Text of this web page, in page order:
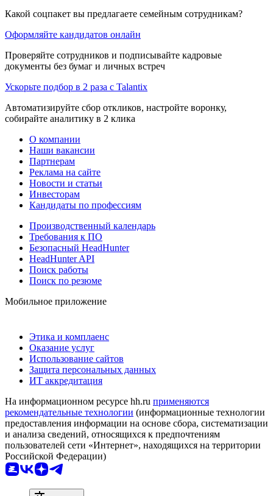
Какой соцпакет вы предлагаете семейным сотрудникам?
Оформляйте кандидатов онлайн
Проверяйте сотрудников и подписывайте кадровые
документы без бумаг и личных встреч
Ускорьте подбор в 2 раза с Talantix
Автоматизируйте сбор откликов, настройте воронку,
собирайте аналитику в 2 клика
О компании
Наши вакансии
Партнерам
Реклама на сайте
Новости и статьи
Инвесторам
Кандидаты по профессиям
Производственный календарь
Требования к ПО
Безопасный HeadHunter
HeadHunter API
Поиск работы
Поиск по резюме
Мобильное приложение
Этика и комплаенс
Оказание услуг
Использование сайтов
Защита персональных данных
ИТ аккредитация
На информационном ресурсе hh.ru применяются
рекомендательные технологии (информационные технологии
предоставления информации на основе сбора, систематизации
и анализа сведений, относящихся к предпочтениям
пользователей сети «Интернет», находящихся на территории
Российской Федерации)